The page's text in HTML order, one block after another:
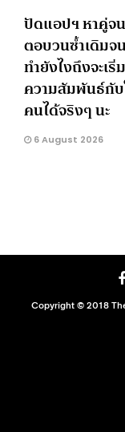
ปัดแอปฯ หาคู่จ
ตอบวนซ้ำเดิมจ
ทำยังไงถึงจะเ
ความสัมพันธ์กั
คนได้จริงๆ นะ
6 August 2026
Copyright © 2018